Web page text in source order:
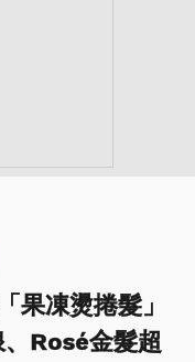
果凍燙捲髮」
Rosé金髮超